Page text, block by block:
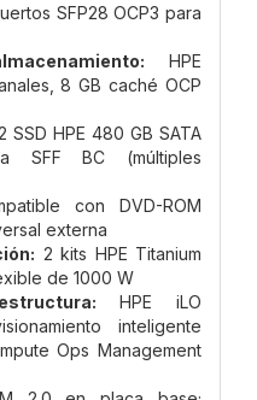
SFP28 OCP3 para
HPE
8 GB caché OCP
SSD HPE 480 GB SATA
SFF BC (múltiples
con DVD-ROM
externa
2 kits HPE Titanium
de 1000 W
HPE iLO
inteligente
Ops Management